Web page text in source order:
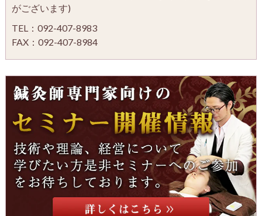
がございます)
TEL：092-407-8983
FAX：092-407-8984